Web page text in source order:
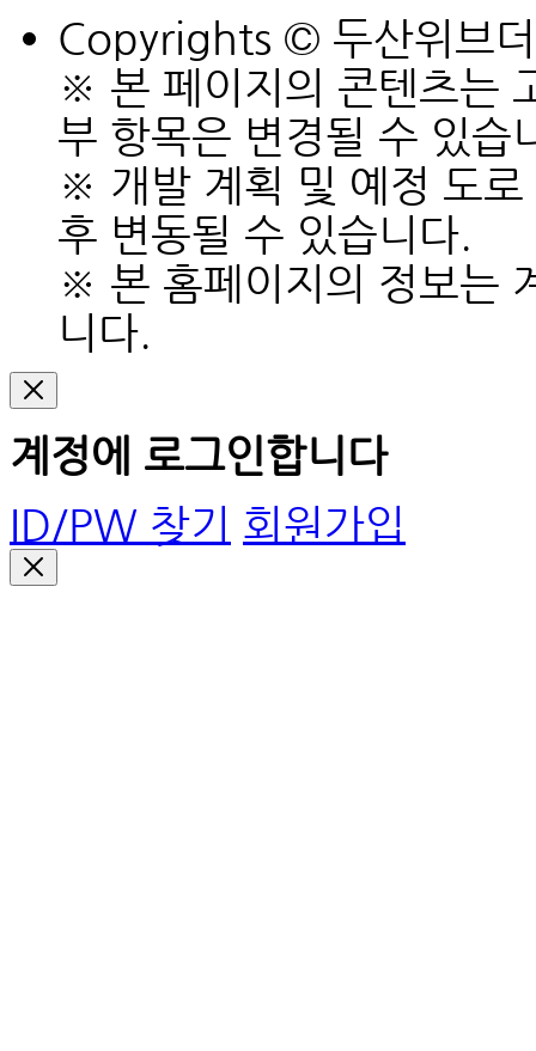
Copyrights © 두산위브
※ 본 페이지의 콘텐츠는
부 항목은 변경될 수 있습
※ 개발 계획 및 예정 도로
후 변동될 수 있습니다.
※ 본 홈페이지의 정보는
니다.
계정에 로그인합니다
ID/PW 찾기
회원가입